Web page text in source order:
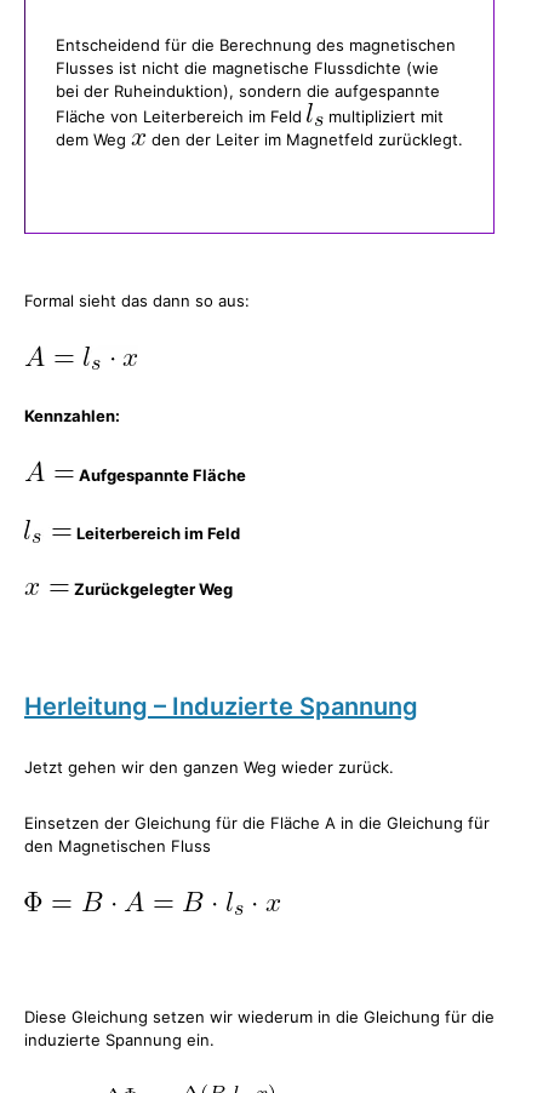
Entscheidend für die Berechnung des magnetischen
Flusses ist nicht die magnetische Flussdichte (wie
bei der Ruheinduktion), sondern die aufgespannte
Fläche von Leiterbereich im Feld
multipliziert mit
dem Weg
den der Leiter im Magnetfeld zurücklegt.
Formal sieht das dann so aus:
Kennzahlen:
Aufgespannte Fläche
Leiterbereich im Feld
Zurückgelegter Weg
Herleitung – Induzierte Spannung
Jetzt gehen wir den ganzen Weg wieder zurück.
Einsetzen der Gleichung für die Fläche A in die Gleichung für
den Magnetischen Fluss
Diese Gleichung setzen wir wiederum in die Gleichung für die
induzierte Spannung ein.